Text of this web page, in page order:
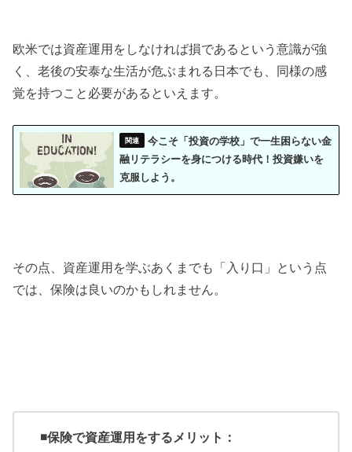
欧米では資産運用をしなければ損であるという意識が強
く、老後の安泰な生活が危ぶまれる日本でも、同様の感
覚を持つこと必要があるといえます。
今こそ「投資の学校」で一生困らない金
融リテラシーを身につける時代！投資嫌いを
克服しよう。
その点、資産運用を学ぶあくまでも「入り口」という点
では、保険は良いのかもしれません。
◾️保険で資産運用をするメリット：